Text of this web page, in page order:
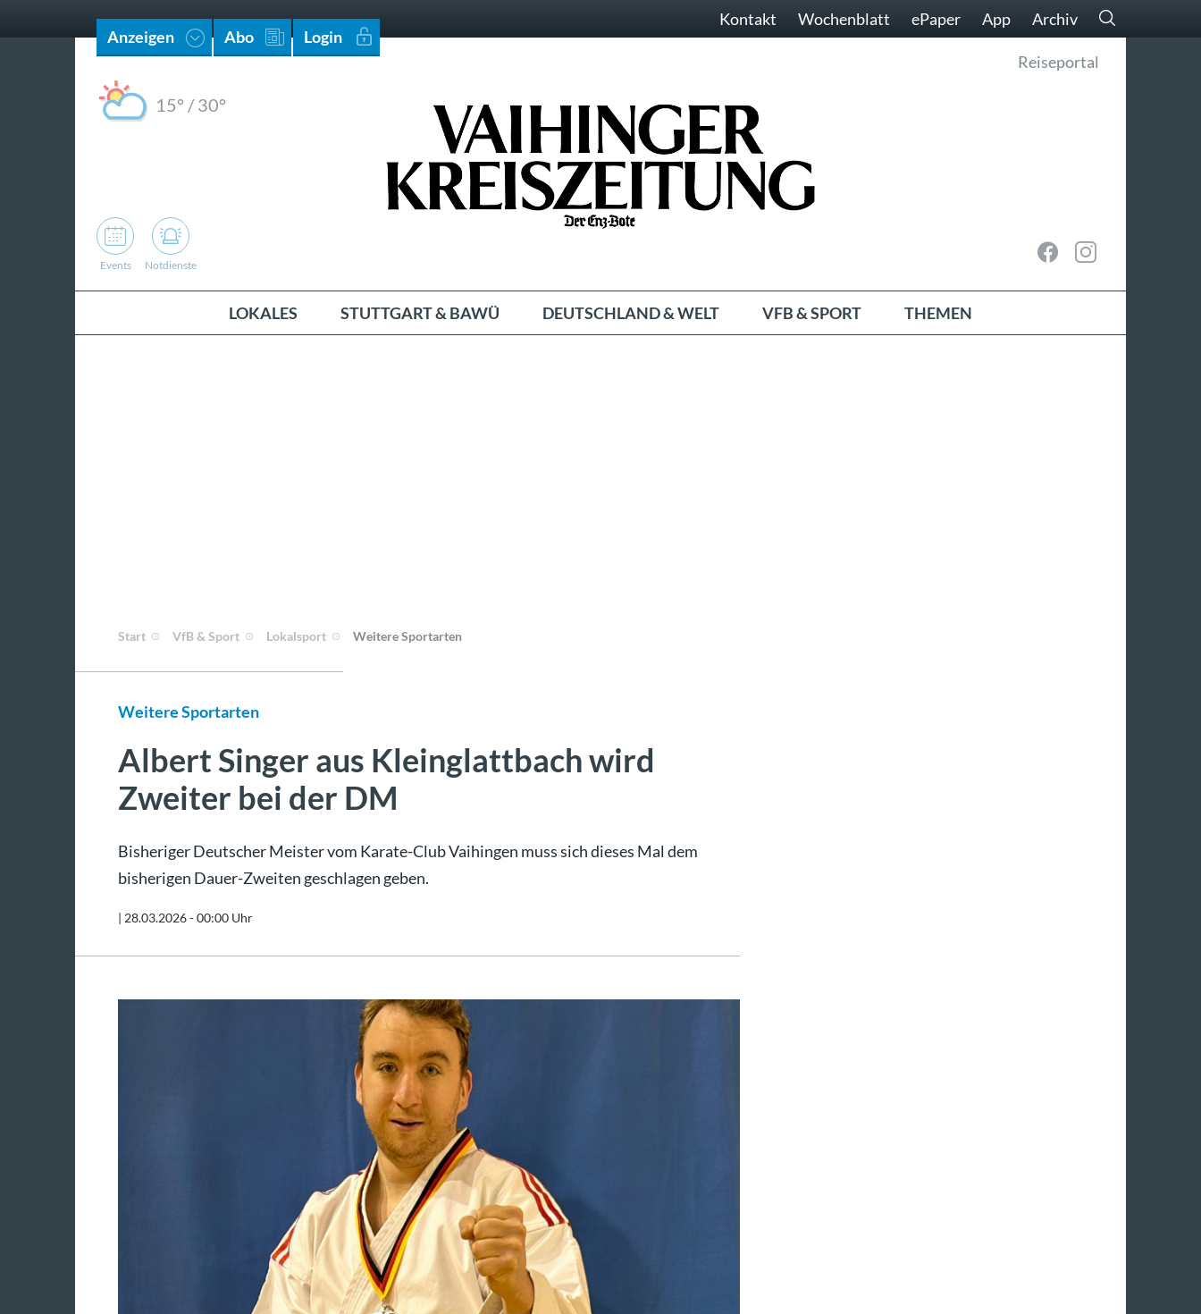
Anzeigen Abo Login
Kontakt Wochenblatt ePaper App Archiv
15° /30°
Reiseportal
Events Notdienste
LOKALES STUTTGART & BAWÜ DEUTSCHLAND & WELT VFB & SPORT THEMEN
Start VfB & Sport Lokalsport Weitere Sportarten
Weitere Sportarten
Albert Singer aus Kleinglattbach wird
Zweiter bei der DM
Bisheriger Deutscher Meister vom Karate-Club Vaihingen muss sich dieses Mal dem
bisherigen Dauer-Zweiten geschlagen geben.
| 28.03.2026 - 00:00 Uhr